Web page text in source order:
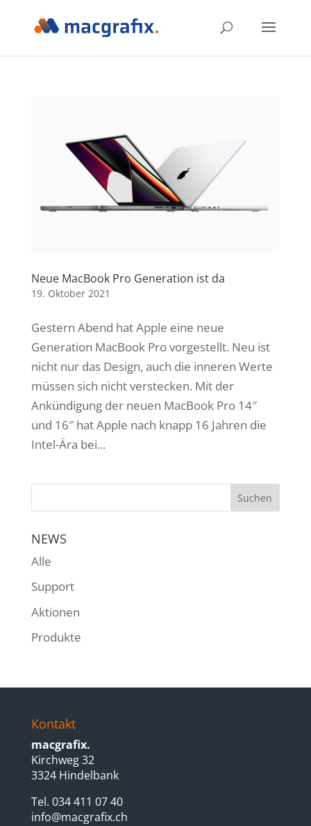
Neue MacBook Pro Generation ist da
19. Oktober 2021
Gestern Abend hat Apple eine neue
Generation MacBook Pro vorgestellt. Neu ist
nicht nur das Design, auch die inneren Werte
müssen sich nicht verstecken. Mit der
Ankündigung der neuen MacBook Pro 14″
und 16″ hat Apple nach knapp 16 Jahren die
Intel-Ära bei...
NEWS
Alle
Support
Aktionen
Produkte
Kontakt
macgrafix.
Kirchweg 32
3324 Hindelbank
Tel. 034 411 07 40
info@macgrafix.ch